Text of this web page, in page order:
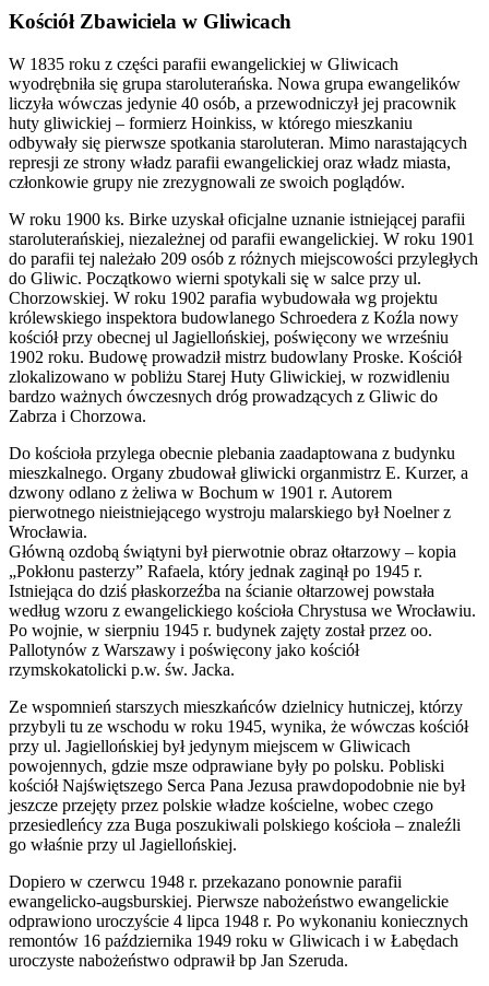
Kościół Zbawiciela w Gliwicach
W 1835 roku z części parafii ewangelickiej w Gliwicach
wyodrębniła się grupa staroluterańska. Nowa grupa ewangelików
liczyła wówczas jedynie 40 osób, a przewodniczył jej pracownik
huty gliwickiej – formierz Hoinkiss, w którego mieszkaniu
odbywały się pierwsze spotkania staroluteran. Mimo narastających
represji ze strony władz parafii ewangelickiej oraz władz miasta,
członkowie grupy nie zrezygnowali ze swoich poglądów.
W roku 1900 ks. Birke uzyskał oficjalne uznanie istniejącej parafii
staroluterańskiej, niezależnej od parafii ewangelickiej. W roku 1901
do parafii tej należało 209 osób z różnych miejscowości przyległych
do Gliwic. Początkowo wierni spotykali się w salce przy ul.
Chorzowskiej. W roku 1902 parafia wybudowała wg projektu
królewskiego inspektora budowlanego Schroedera z Koźla nowy
kościół przy obecnej ul Jagiellońskiej, poświęcony we wrześniu
1902 roku. Budowę prowadził mistrz budowlany Proske. Kościół
zlokalizowano w pobliżu Starej Huty Gliwickiej, w rozwidleniu
bardzo ważnych ówczesnych dróg prowadzących z Gliwic do
Zabrza i Chorzowa.
Do kościoła przylega obecnie plebania zaadaptowana z budynku
mieszkalnego. Organy zbudował gliwicki organmistrz E. Kurzer, a
dzwony odlano z żeliwa w Bochum w 1901 r. Autorem
pierwotnego nieistniejącego wystroju malarskiego był Noelner z
Wrocławia.
Główną ozdobą świątyni był pierwotnie obraz ołtarzowy – kopia
„Pokłonu pasterzy” Rafaela, który jednak zaginął po 1945 r.
Istniejąca do dziś płaskorzeźba na ścianie ołtarzowej powstała
według wzoru z ewangelickiego kościoła Chrystusa we Wrocławiu.
Po wojnie, w sierpniu 1945 r. budynek zajęty został przez oo.
Pallotynów z Warszawy i poświęcony jako kościół
rzymskokatolicki p.w. św. Jacka.
Ze wspomnień starszych mieszkańców dzielnicy hutniczej, którzy
przybyli tu ze wschodu w roku 1945, wynika, że wówczas kościół
przy ul. Jagiellońskiej był jedynym miejscem w Gliwicach
powojennych, gdzie msze odprawiane były po polsku. Pobliski
kościół Najświętszego Serca Pana Jezusa prawdopodobnie nie był
jeszcze przejęty przez polskie władze kościelne, wobec czego
przesiedleńcy zza Buga poszukiwali polskiego kościoła – znaleźli
go właśnie przy ul Jagiellońskiej.
Dopiero w czerwcu 1948 r. przekazano ponownie parafii
ewangelicko-augsburskiej. Pierwsze nabożeństwo ewangelickie
odprawiono uroczyście 4 lipca 1948 r. Po wykonaniu koniecznych
remontów 16 października 1949 roku w Gliwicach i w Łabędach
uroczyste nabożeństwo odprawił bp Jan Szeruda.